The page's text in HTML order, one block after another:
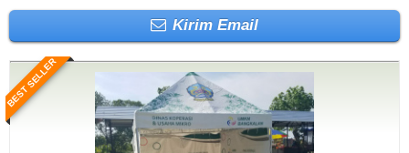
Kirim Email
BEST SELLER